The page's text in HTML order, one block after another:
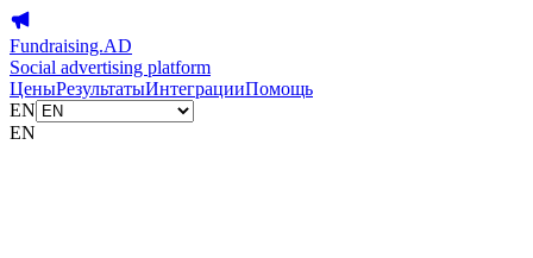
Fundraising.AD
Social advertising platform
ЦеныРезультатыИнтеграцииПомощь
EN
EN